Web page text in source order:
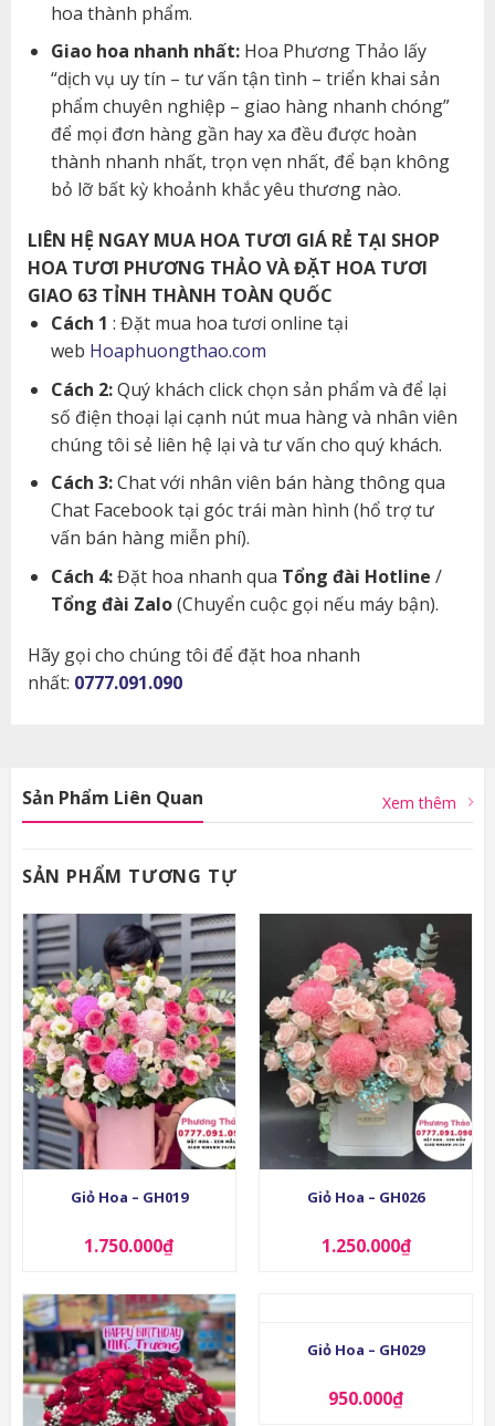
hoa thành phẩm.
Giao hoa nhanh nhất:Hoa Phương Thảo lấy
“dịch vụ uy tín – tư vấn tận tình – triển khai sản
phẩm chuyên nghiệp – giao hàng nhanh chóng”
để mọi đơn hàng gần hay xa đều được hoàn
thành nhanh nhất, trọn vẹn nhất, để bạn không
bỏ lỡ bất kỳ khoảnh khắc yêu thương nào.
LIÊN HỆ NGAY MUA HOA TƯƠI GIÁ RẺ TẠI SHOP
HOA TƯƠI PHƯƠNG THẢO VÀ ĐẶT HOA TƯƠI
GIAO 63 TỈNH THÀNH TOÀN QUỐC
Cách 1 : Đặt mua hoa tươi online tại
web Hoaphuongthao.com
Cách 2:Quý khách click chọn sản phẩm và để lại
số điện thoại lại cạnh nút mua hàng và nhân viên
chúng tôi sẻ liên hệ lại và tư vấn cho quý khách.
Cách 3:Chat với nhân viên bán hàng thông qua
Chat Facebook tại góc trái màn hình (hổ trợ tư
vấn bán hàng miễn phí).
Cách 4:Đặt hoa nhanh qua Tổng đài Hotline /
Tổng đài Zalo(Chuyển cuộc gọi nếu máy bận).
Hãy gọi cho chúng tôi để đặt hoa nhanh
nhất: 0777.091.090
Sản Phẩm Liên Quan Xem thêm
SẢN PHẨM TƯƠNG TỰ
Giỏ Hoa – GH019
1.750.000₫
Giỏ Hoa – GH026
1.250.000₫
Giỏ Hoa – GH029
950.000₫